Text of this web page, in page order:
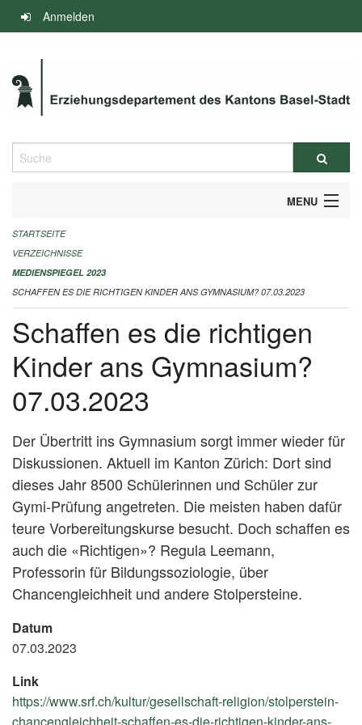
Navigation
überspringen
Anmelden
Suche
MENU
INFOS ZUM ED-MEDIENSPIEGEL
IMPRESSUM
STARTSEITE
VERZEICHNISSE
MEDIENSPIEGEL 2023
SCHAFFEN ES DIE RICHTIGEN KINDER ANS GYMNASIUM? 07.03.2023
Schaffen es die richtigen
Kinder ans Gymnasium?
07.03.2023
Der Übertritt ins Gymnasium sorgt immer wieder für
Diskussionen. Aktuell im Kanton Zürich: Dort sind
dieses Jahr 8500 Schülerinnen und Schüler zur
Gymi-Prüfung angetreten. Die meisten haben dafür
teure Vorbereitungskurse besucht. Doch schaffen es
auch die «Richtigen»? Regula Leemann,
Professorin für Bildungssoziologie, über
Chancengleichheit und andere Stolpersteine.
Datum
07.03.2023
Link
https://www.srf.ch/kultur/gesellschaft-religion/stolperstein-
chancengleichheit-schaffen-es-die-richtigen-kinder-ans-